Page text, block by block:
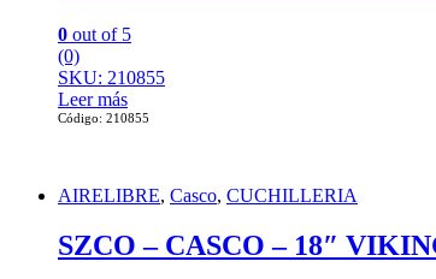
0 out of 5
(0)
SKU: 210855
Leer más
Código: 210855
AIRELIBRE, Casco, CUCHILLERIA
SZCO – CASCO – 18″